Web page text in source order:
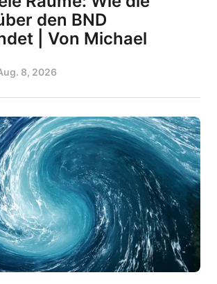
den BND
| Von Michael
8, 2026